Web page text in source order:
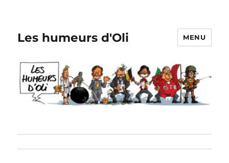
Les humeurs d'Oli MENU